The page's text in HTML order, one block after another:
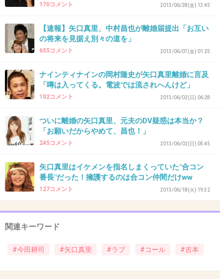
肥やしだし。全部がそうではないけど、不倫浮気すぐする
たいだし、あらぬ噂もあるし。なんか残念。
一般人には理解できないわ。
34. 匿名2013/06/15(土) 22:21:08
矢口が寝込んでるわけない!!!!!!
仕事さぼりまくって男といちゃついてるわ。
今田も軽々しくいってんじゃねーよ
+8
170コメント 2013/06/28(金) 13:45
【速報】矢口真里、中村昌也が離婚届提出「お互い
の将来を見据え別々の道を」
655コメント 2013/06/07(金) 01:25
ナインティナインの岡村隆史が矢口真里離婚に言及
「噂は入ってくる。電波では流されへんけど」
102コメント 2013/06/02(日) 06:28
ついに離婚の矢口真里、元夫のDV疑惑は本当か？
「お願いだからやめて、昌也！」
245コメント 2013/06/02(日) 05:45
矢口真里はイケメンを指名しまくっていた"合コン
番長"だった！擁護するのは合コン仲間だけww
127コメント 2013/06/18(火) 19:32
関連キーワード
#今田耕司 #矢口真里 #ラブ #コール #吉本